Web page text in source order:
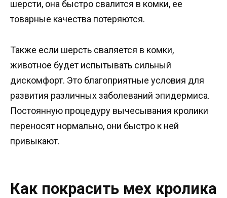
шерсти, она быстро свалится в комки, ее
товарные качества потеряются.
Также если шерсть сваляется в комки,
животное будет испытывать сильный
дискомфорт. Это благоприятные условия для
развития различных заболеваний эпидермиса.
Постоянную процедуру вычесывания кролики
переносят нормально, они быстро к ней
привыкают.
Как покрасить мех кролика